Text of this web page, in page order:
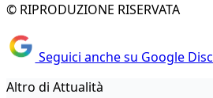
© RIPRODUZIONE RISERVATA
Seguici anche su Google
Altro di Attualità